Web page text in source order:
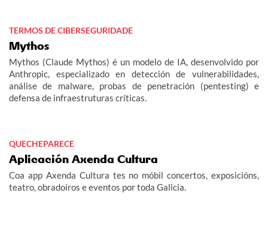
TERMOS DE CIBERSEGURIDADE
Mythos
Mythos (Claude Mythos) é un modelo de IA, desenvolvido por
Anthropic, especializado en detección de vulnerabilidades,
análise de malware, probas de penetración (pentesting) e
defensa de infraestruturas críticas.
QUECHEPARECE
Aplicación Axenda Cultura
Coa app Axenda Cultura tes no móbil concertos, exposicións,
teatro, obradoiros e eventos por toda Galicia.